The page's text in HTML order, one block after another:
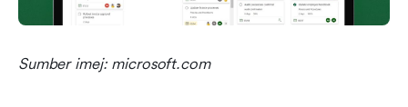
Sumber imej: microsoft.com